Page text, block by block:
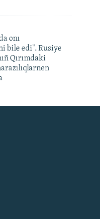
onı
bile edi". Rusiye
Qırımdaki